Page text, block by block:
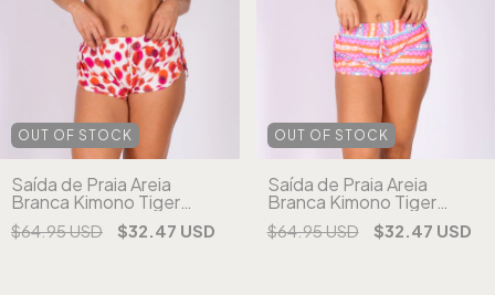
OUT OF STOCK
Saída de Praia Areia
Branca Kimono Tiger
Estampada (cópia) (cópia)
(cópia) (cópia)
$64.95 USD $32.47 USD
OUT OF STOCK
Saída de Praia Areia
Branca Kimono Tiger
Estampada (cópia) (cópia)
(cópia) (cópia) (cópia)
$64.95 USD $32.47 USD